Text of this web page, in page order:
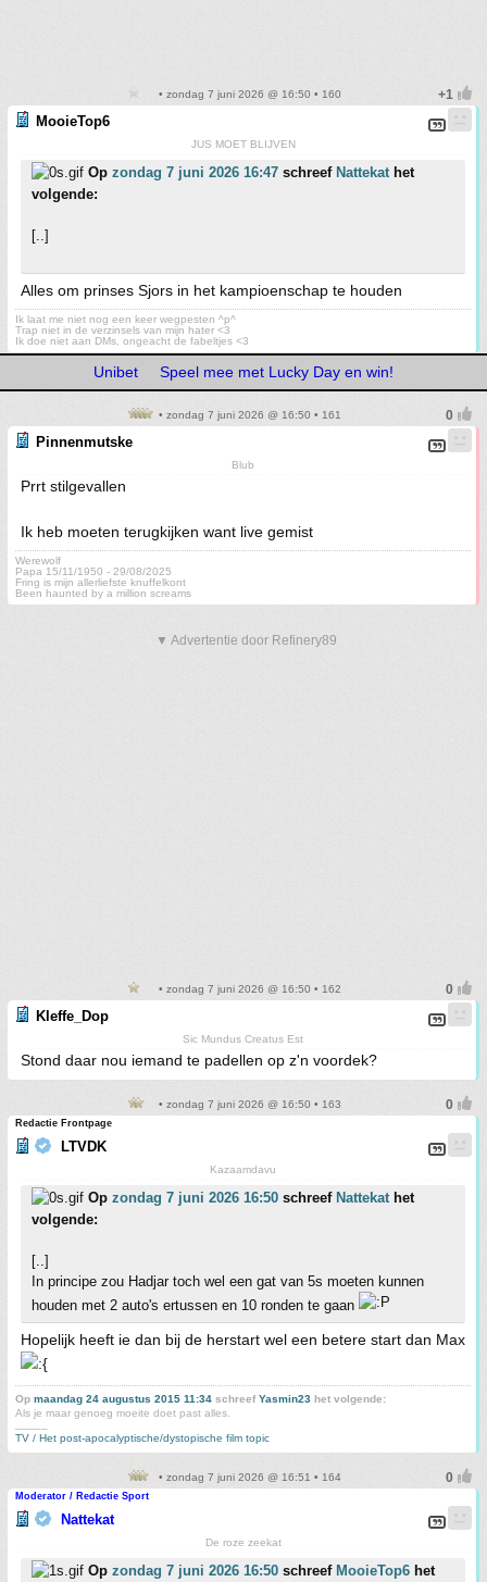
• zondag 7 juni 2026 @ 16:50 • 160
MooieTop6
JUS MOET BLIJVEN
Op zondag 7 juni 2026 16:47 schreef Nattekathet
volgende:
[..]
Alles om prinses Sjors in het kampioenschap te houden
Ik laat me niet nog een keer wegpesten ^p^
Trap niet in de verzinsels van mijn hater <3
Ik doe niet aan DMs, ongeacht de fabeltjes <3
Unibet Speel mee met Lucky Day en win!
• zondag 7 juni 2026 @ 16:50 • 161
Pinnenmutske
Blub
Prrt stilgevallen
Ik heb moeten terugkijken want live gemist
Werewolf
Papa 15/11/1950 - 29/08/2025
Fring is mijn allerliefste knuffelkont
Been haunted by a million screams
▼ Advertentie door Refinery89
• zondag 7 juni 2026 @ 16:50 • 162
Kleffe_Dop
Sic Mundus Creatus Est
Stond daar nou iemand te padellen op z'n voordek?
• zondag 7 juni 2026 @ 16:50 • 163
Redactie Frontpage
LTVDK
Kazaamdavu
Op zondag 7 juni 2026 16:50 schreef Nattekathet
volgende:
[..]
In principe zou Hadjar toch wel een gat van 5s moeten kunnen
houden met 2 auto's ertussen en 10 ronden te gaan
Hopelijk heeft ie dan bij de herstart wel een betere start dan Max
Op maandag 24 augustus 2015 11:34 schreefYasmin23 het volgende:
Als je maar genoeg moeite doet past alles.
TV / Het post-apocalyptische/dystopische film topic
• zondag 7 juni 2026 @ 16:51 • 164
Moderator / Redactie Sport
Nattekat
De roze zeekat
Op zondag 7 juni 2026 16:50 schreef MooieTop6 het